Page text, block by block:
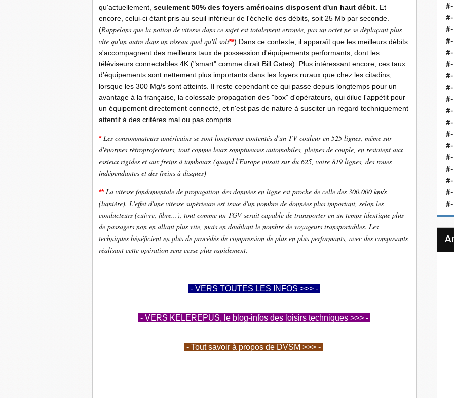
qu'actuellement, seulement 50% des foyers américains disposent d'un haut débit. Et
encore, celui-ci étant pris au seuil inférieur de l'échelle des débits, soit 25 Mb par seconde.
(Rappelons que la notion de vitesse dans ce sujet est totalement erronée, pas un octet ne se déplaçant plus
vite qu'un autre dans un réseau quel qu'il soit**) Dans ce contexte, il apparaît que les meilleurs débits
s'accompagnent des meilleurs taux de possession d'équipements performants, dont les
téléviseurs connectables 4K ("smart" comme dirait Bill Gates). Plus intéressant encore, ces taux
d'équipements sont nettement plus importants dans les foyers ruraux que chez les citadins,
lorsque les 300 Mg/s sont atteints. Il reste cependant ce qui passe depuis longtemps pour un
avantage à la française, la colossale propagation des "box" d'opérateurs, qui dilue l'appétit pour
un équipement directement connecté, et n'est pas de nature à susciter un regard techniquement
attentif à des critères mal ou pas compris.
* Les consommateurs américains se sont longtemps contentés d'un TV couleur en 525 lignes, même sur
d'énormes rétroprojecteurs, tout comme leurs somptueuses automobiles, pleines de couple, en restaient aux
essieux rigides et aux freins à tambours (quand l'Europe misait sur du 625, voire 819 lignes, des roues
indépendantes et des freins à disques)
** La vitesse fondamentale de propagation des données en ligne est proche de celle des 300.000 km/s
(lumière). L'effet d'une vitesse supérieure est issue d'un nombre de données plus important, selon les
conducteurs (cuivre, fibre...), tout comme un TGV serait capable de transporter en un temps identique plus
de passagers non en allant plus vite, mais en doublant le nombre de voyageurs transportables. Les
techniques bénéficient en plus de procédés de compression de plus en plus performants, avec des composants
réalisant cette opération sens cesse plus rapidement.
- VERS TOUTES LES INFOS >>> -
- VERS KELEREPUS, le blog-infos des loisirs techniques >>> -
- Tout savoir à propos de DVSM >>> -
#-
#-
#-
#-
#-
#-
#-
#-
#-
#-